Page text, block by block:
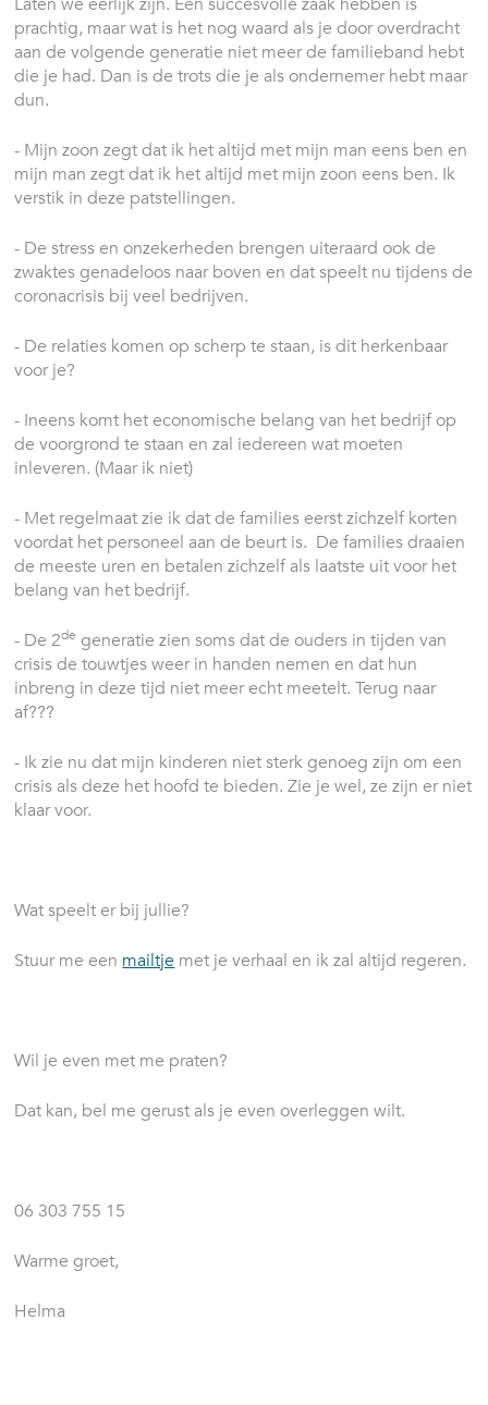
prachtig, maar wat is het nog waard als je door overdracht
aan de volgende generatie niet meer de familieband hebt
die je had. Dan is de trots die je als ondernemer hebt maar
dun.
- Mijn zoon zegt dat ik het altijd met mijn man eens ben en
mijn man zegt dat ik het altijd met mijn zoon eens ben. Ik
verstik in deze patstellingen.
- De stress en onzekerheden brengen uiteraard ook de
zwaktes genadeloos naar boven en dat speelt nu tijdens de
coronacrisis bij veel bedrijven.
- De relaties komen op scherp te staan, is dit herkenbaar
voor je?
- Ineens komt het economische belang van het bedrijf op
de voorgrond te staan en zal iedereen wat moeten
inleveren. (Maar ik niet)
- Met regelmaat zie ik dat de families eerst zichzelf korten
voordat het personeel aan de beurt is. De families draaien
de meeste uren en betalen zichzelf als laatste uit voor het
belang van het bedrijf.
- De 2de generatie zien soms dat de ouders in tijden van
crisis de touwtjes weer in handen nemen en dat hun
inbreng in deze tijd niet meer echt meetelt. Terug naar
af???
- Ik zie nu dat mijn kinderen niet sterk genoeg zijn om een
crisis als deze het hoofd te bieden. Zie je wel, ze zijn er niet
klaar voor.
Wat speelt er bij jullie?
Stuur me een mailtje met je verhaal en ik zal altijd regeren.
Wil je even met me praten?
Dat kan, bel me gerust als je even overleggen wilt.
06 303 755 15
Warme groet,
Helma